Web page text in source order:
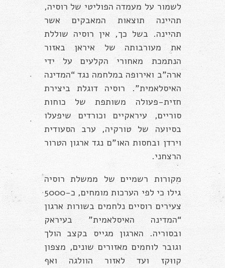
לשמור על מעמדה הפוליטי של רוסיה,
תהיינה תוצאות המאבקים אשר
תהיינה. בשל כך, אין רוסיה שוללת
את מעורבותה של איראן באזור
הנתמכת מאחורי הקלעים על ידי
ארה”ב ואירופה במלחמה נגד “המדינה
האיסלאמית”. רוסיה דוגלת ביצירת
חזית-פעולה משותפת של כוחות
סוריים, עיראקיים וכורדים שיפעלו
בסיועה של טורקיה, ערב הסעודית
וירדן ובחסות האו”ם נגד ארגון הטרור
הרצחני.
מקורות רשמיים של ממשלת רוסיה
גילו כי לפי הערכות מומחים, כ-5000
צעירים רוסיים נלחמים בשורות ארגון
“המדינה האיסלאמית” בעיראק
ובסוריה. הארגון מגייס בקצב הולך
וגובר לוחמים מאזורים שונים, מצפון
קווקז ועד לאזור הוולגה ואף